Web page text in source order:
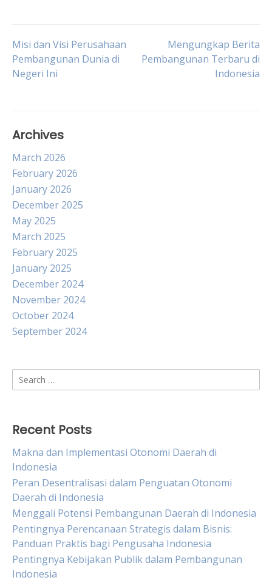
Post
navigation
Misi dan Visi Perusahaan
Pembangunan Dunia di
Negeri Ini
Mengungkap Berita
Pembangunan Terbaru di
Indonesia
Archives
March 2026
February 2026
January 2026
December 2025
May 2025
March 2025
February 2025
January 2025
December 2024
November 2024
October 2024
September 2024
Search
for:
Recent Posts
Makna dan Implementasi Otonomi Daerah di
Indonesia
Peran Desentralisasi dalam Penguatan Otonomi
Daerah di Indonesia
Menggali Potensi Pembangunan Daerah di Indonesia
Pentingnya Perencanaan Strategis dalam Bisnis:
Panduan Praktis bagi Pengusaha Indonesia
Pentingnya Kebijakan Publik dalam Pembangunan
Indonesia